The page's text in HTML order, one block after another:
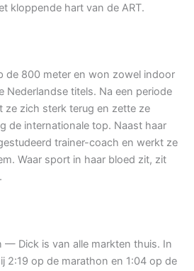
kloppende hart van de ART.
de 800 meter en won zowel indoor
Nederlandse titels. Na een periode
ze zich sterk terug en zette ze
de internationale top. Naast haar
trainer-coach en werkt ze
Waar sport in haar bloed zit, zit
— Dick is van alle markten thuis. In
2:19 op de marathon en 1:04 op de